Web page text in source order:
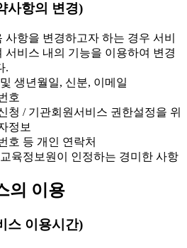
사항의 변경)
사항을 변경하고자 하는 경우 서비
서비스 내의 기능을 이용하여 변경
.
생년월일, 신분, 이메일
호
청 / 기관회원서비스 권한설정을 위
정보
호 등 개인 연락처
육정보원이 인정하는 경미한 사항
의 이용
스 이용시간)